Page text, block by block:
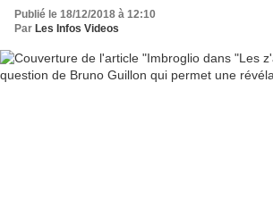
Publié le 18/12/2018 à 12:10
Par Les Infos Videos